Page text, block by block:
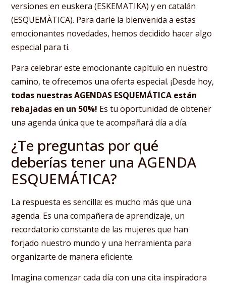
versiones en euskera (ESKEMATIKA) y en catalán
(ESQUEMÀTICA). Para darle la bienvenida a estas
emocionantes novedades, hemos decidido hacer algo
especial para ti.
Para celebrar este emocionante capítulo en nuestro
camino, te ofrecemos una oferta especial. ¡Desde hoy,
todas nuestras AGENDAS ESQUEMÁTICA están
rebajadas en un 50%! Es tu oportunidad de obtener
una agenda única que te acompañará día a día.
¿Te preguntas por qué
deberías tener una AGENDA
ESQUEMÁTICA?
La respuesta es sencilla: es mucho más que una
agenda. Es una compañera de aprendizaje, un
recordatorio constante de las mujeres que han
forjado nuestro mundo y una herramienta para
organizarte de manera eficiente.
Imagina comenzar cada día con una cita inspiradora